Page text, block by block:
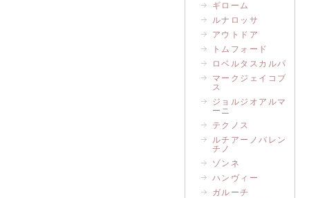
ギローム
ルナロッサ
アウトドア
トムフォード
ロベルタスカルパ
マークジェイコブ
ス
ジョルジオアルマ
ーニ
テクノス
ルチアーノバレン
チノ
ゾンネ
ハンヴィー
ガルーチ